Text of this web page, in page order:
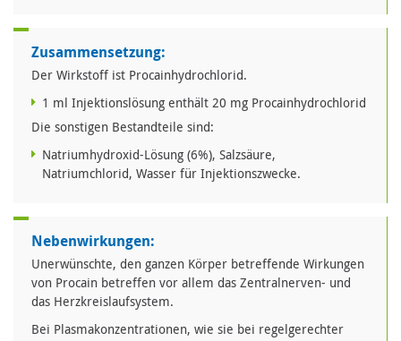
Zusammensetzung:
Der Wirkstoff ist Procainhydrochlorid.
1 ml Injektionslösung enthält 20 mg Procainhydrochlorid
Die sonstigen Bestandteile sind:
Natriumhydroxid-Lösung (6%), Salzsäure,
Natriumchlorid, Wasser für Injektionszwecke.
Nebenwirkungen:
Unerwünschte, den ganzen Körper betreffende Wirkungen
von Procain betreffen vor allem das Zentralnerven- und
das Herzkreislaufsystem.
Bei Plasmakonzentrationen, wie sie bei regelgerechter